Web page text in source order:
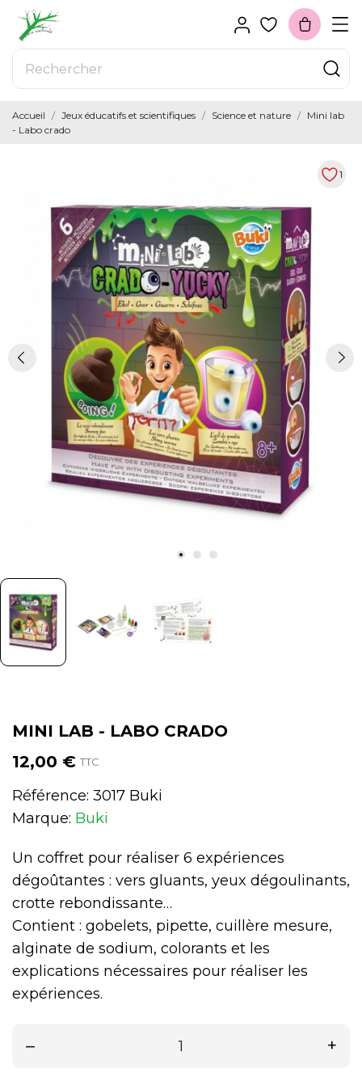
Accueil Jeux éducatifs et scientifiques Science et nature
Mini lab
- Labo crado
1
MINI LAB - LABO CRADO
12,00 € TTC
Référence: 3017 Buki
Marque: Buki
Un coffret pour réaliser 6 expériences
dégoûtantes : vers gluants, yeux dégoulinants,
crotte rebondissante…
Contient : gobelets, pipette, cuillère mesure,
alginate de sodium, colorants et les
explications nécessaires pour réaliser les
expériences.
– +